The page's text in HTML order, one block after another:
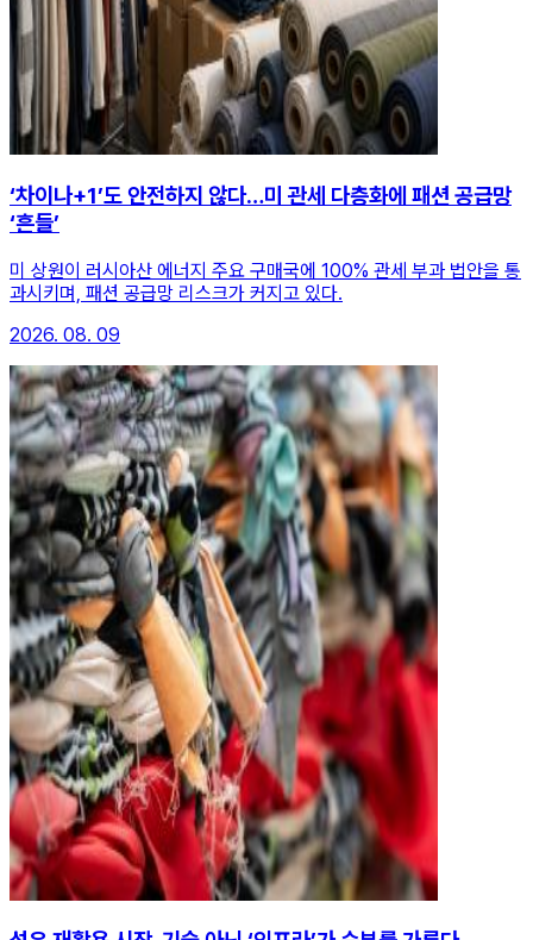
‘차이나+1’도 안전하지 않다…미 관세 다층화에 패션 공급망
‘흔들’
미 상원이 러시아산 에너지 주요 구매국에 100% 관세 부과 법안을 통
과시키며, 패션 공급망 리스크가 커지고 있다.
2026. 08. 09